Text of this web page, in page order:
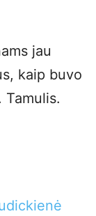
jau
kaip buvo
Tamulis.